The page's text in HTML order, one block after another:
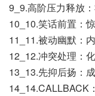
9_9.高阶压力释放
10_10.笑话前置：
11_11.被动幽默：
12_12.冲突处理：
13_13.先抑后扬：
14_14.CALLBACK